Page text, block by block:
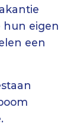
hun eigen
een